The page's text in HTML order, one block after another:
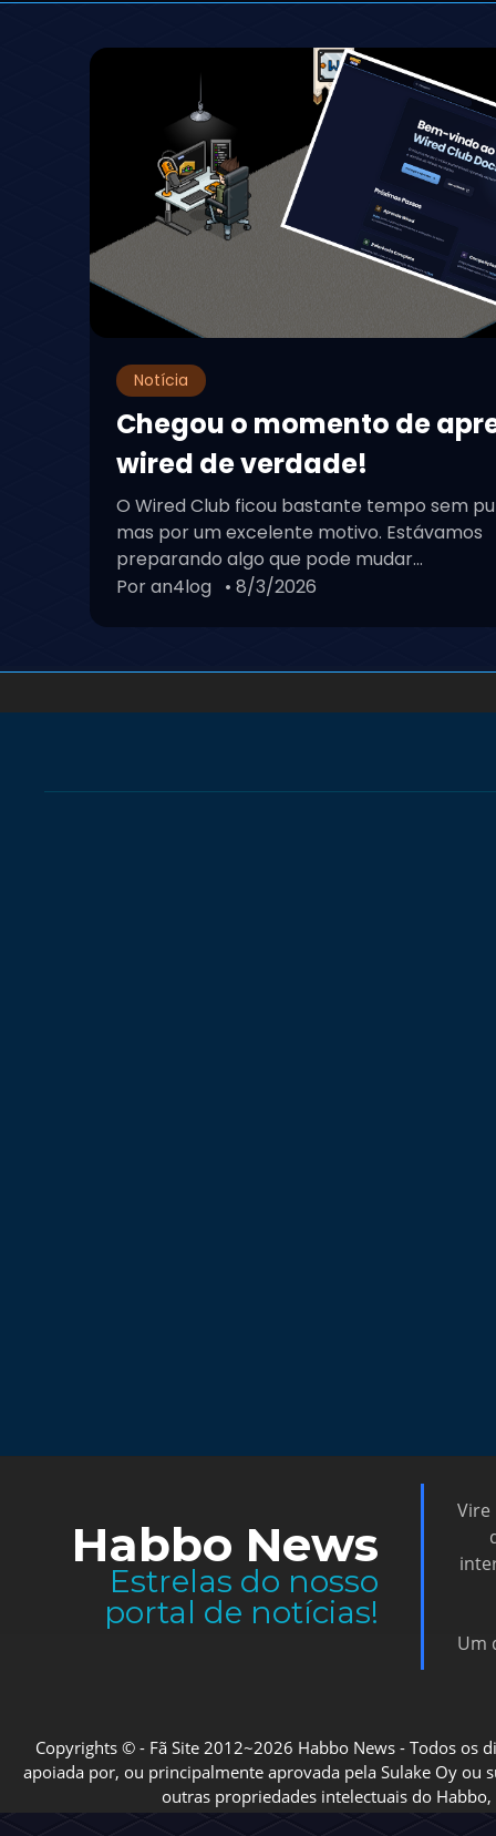
Wired!
Notícia
Chegou o momento de
wired de verdade!
O Wired Club ficou bastante tempo sem
mas por um excelente motivo. Estávamos
Por an4log • 8/3/2026
Habbo News
Estrelas do nosso
Copyrights © - Fã Site 2012~2026 Habbo News - Todos
apoiada por, ou principalmente aprovada pela Sulake Oy ou